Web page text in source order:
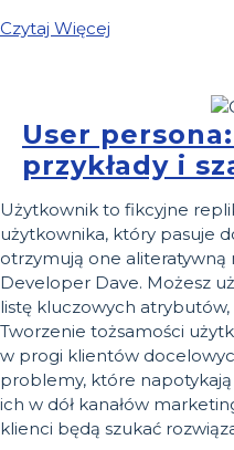
Czytaj Więcej
User
przykłady i
Użytkownik to fikcyjne
użytkownika, który pasuje
otrzymują one aliteratywną
Developer Dave. Możesz
listę kluczowych
Tworzenie tożsamości
w progi klientów
problemy, które
ich w dół kanałów
klienci będą szukać